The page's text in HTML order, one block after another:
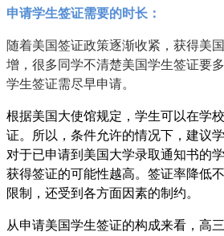
申请学生签证需要的时长：
随着美国签证政策逐渐收紧，获得美
增，很多同学不清楚美国学生签证要
学生签证需尽早申请。
根据美国大使馆规定，学生可以在学
证。所以，条件允许的情况下，建议
对于已申请到美国大学录取通知书的
获得签证的可能性越高。签证率降低
限制，还受到各方面因素的制约。
从申请美国学生签证的构成来看，高